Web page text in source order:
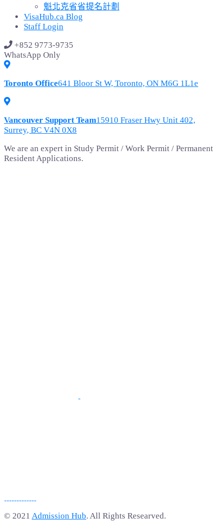
魁北克省省提名計劃
VisaHub.ca Blog
Staff Login
+852 9773-9735
WhatsApp Only
Toronto Office641 Bloor St W, Toronto, ON M6G 1L1e
Vancouver Support Team15910 Fraser Hwy Unit 402,
Surrey, BC V4N 0X8
We are an expert in Study Permit / Work Permit / Permanent
Resident Applications.
© 2021 Admission Hub. All Rights Researved.